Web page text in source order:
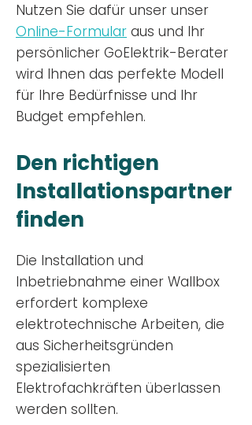
Nutzen Sie dafür unser unser
Online-Formular aus und Ihr
persönlicher GoElektrik-Berater
wird Ihnen das perfekte Modell
für Ihre Bedürfnisse und Ihr
Budget empfehlen.
Den richtigen
Installationspartner
finden
Die Installation und
Inbetriebnahme einer Wallbox
erfordert komplexe
elektrotechnische Arbeiten, die
aus Sicherheitsgründen
spezialisierten
Elektrofachkräften überlassen
werden sollten.